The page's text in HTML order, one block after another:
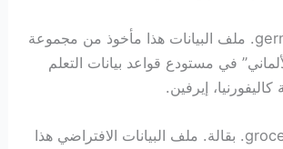
german_credit.sav. ملف البيانات هذا مأخوذ من مجموعة
في مستودع قواعد بيانات التعلم
grocery_1month.sav. بقالة. ملف البيانات الافتراضي هذا